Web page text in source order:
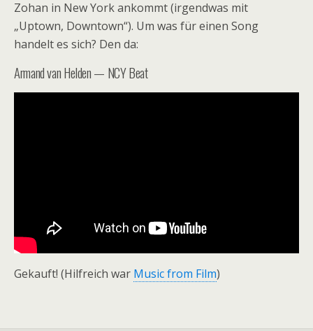
Zohan in New York ankommt (irgendwas mit
„Uptown, Downtown“). Um was für einen Song
handelt es sich? Den da:
Armand van Helden — NCY Beat
Gekauft! (Hilfreich war Music from Film)